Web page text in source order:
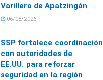
Varillero de Apatzingán
06/08/2026
SSP fortalece coordinación
con autoridades de
EE.UU. para reforzar
seguridad en la región